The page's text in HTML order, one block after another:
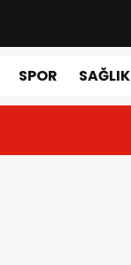
SPOR SAĞLIK